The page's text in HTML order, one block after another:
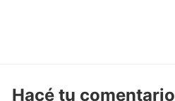
Hacé tu comentario